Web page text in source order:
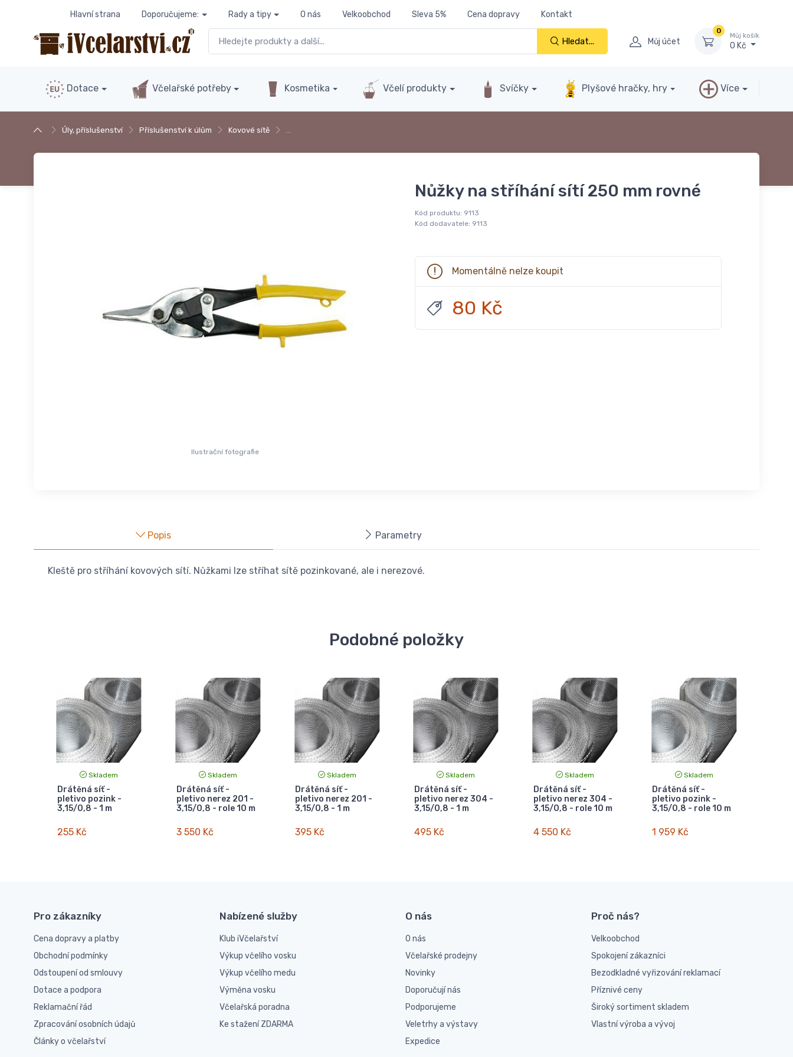
Hlavní strana Doporučujeme: Rady a tipy O nás Velkoobchod Sleva 5% Cena dopravy Kontakt
Hledat... Můj účet
0
Můj košík
0 Kč
Dotace Včelařské potřeby Kosmetika Včelí produkty Svíčky Plyšové hračky, hry Více
Úly, příslušenství Příslušenství k úlům Kovové sítě …
Ilustrační fotografie
Nůžky na stříhání sítí 250 mm rovné
Kód produktu: 9113
Kód dodavatele: 9113
Momentálně nelze koupit
80 Kč
Popis Parametry
Kleště pro stříhání kovových sítí. Nůžkami lze stříhat sítě pozinkované, ale i nerezové.
Podobné položky
Skladem
Drátěná síť -
pletivo pozink -
3,15/0,8 - 1 m
255 Kč
Skladem
Drátěná síť -
pletivo nerez 201 -
3,15/0,8 - role 10 m
3 550 Kč
Skladem
Drátěná síť -
pletivo nerez 201 -
3,15/0,8 - 1 m
395 Kč
Skladem
Drátěná síť -
pletivo nerez 304 -
3,15/0,8 - 1 m
495 Kč
Skladem
Drátěná síť -
pletivo nerez 304 -
3,15/0,8 - role 10 m
4 550 Kč
Skladem
Drátěná síť -
pletivo pozink -
3,15/0,8 - role 10 m
1 959 Kč
Pro zákazníky
Cena dopravy a platby
Obchodní podmínky
Odstoupení od smlouvy
Dotace a podpora
Reklamační řád
Zpracování osobních údajů
Články o včelařství
Nabízené služby
Klub iVčelařství
Výkup včelího vosku
Výkup včelího medu
Výměna vosku
Včelařská poradna
Ke stažení ZDARMA
O nás
O nás
Včelařské prodejny
Novinky
Doporučují nás
Podporujeme
Veletrhy a výstavy
Expedice
Proč nás?
Velkoobchod
Spokojení zákazníci
Bezodkladné vyřizování reklamací
Příznivé ceny
Široký sortiment skladem
Vlastní výroba a vývoj